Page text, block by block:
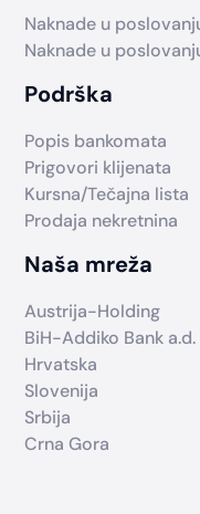
Naknade u
Naknade u
Podrška
Popis bankomata
Prigovori klijenata
Kursna/Tečajna lista
Prodaja nekretnina
Naša mreža
Austrija-Holding
BiH-Addiko Bank a.d.
Hrvatska
Slovenija
Srbija
Crna Gora